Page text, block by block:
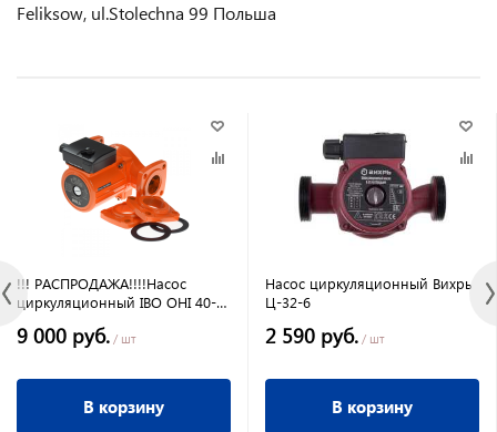
Feliksow, ul.Stolechna 99 Польша
!!! РАСПРОДАЖА!!!!Насос
циркуляционный IBO OHI 40-
м, 160 л/мин (2000002340010)
9 000 руб. / шт
В корзину
Насос циркуляционный Вихрь
Ц-32-6
2 590 руб. / шт
В корзину